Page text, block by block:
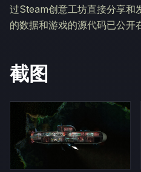
过Steam创意工坊直接分享和
的数据和游戏的源代码已公开
截图